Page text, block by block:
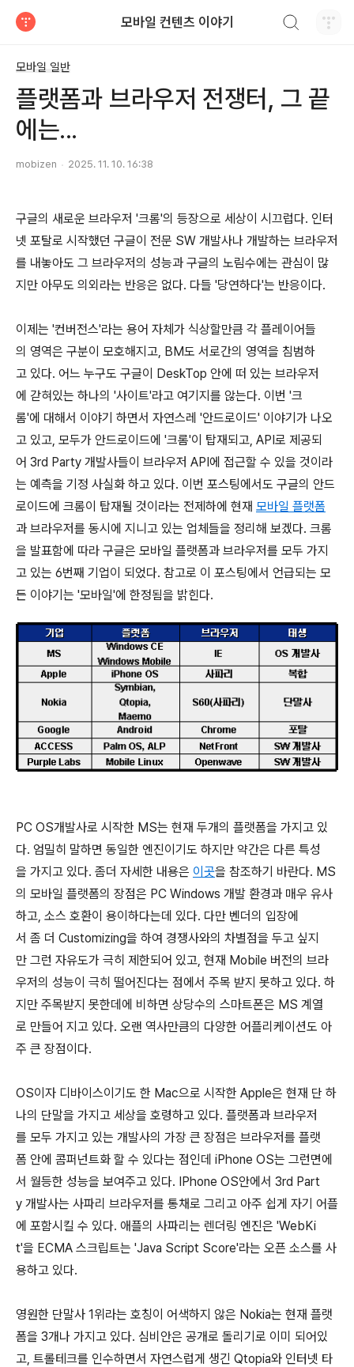
모바일 컨텐츠 이야기
모바일 일반
플랫폼과 브라우저 전쟁터, 그 끝
에는...
mobizen 2025. 11. 10. 16:38
구글의 새로운 브라우저 '크롬'의 등장으로 세상이 시끄럽다. 인터
넷 포탈로 시작했던 구글이 전문 SW 개발사나 개발하는 브라우저
를 내놓아도 그 브라우저의 성능과 구글의 노림수에는 관심이 많
지만 아무도 의외라는 반응은 없다. 다들 '당연하다'는 반응이다.
이제는 '컨버전스'라는 용어 자체가 식상할만큼 각 플레이어들
의 영역은 구분이 모호해지고, BM도 서로간의 영역을 침범하
고 있다. 어느 누구도 구글이 DeskTop 안에 떠 있는 브라우저
에 갇혀있는 하나의 '사이트'라고 여기지를 않는다. 이번 '크
롬'에 대해서 이야기 하면서 자연스레 '안드로이드' 이야기가 나오
고 있고, 모두가 안드로이드에 '크롬'이 탑재되고, API로 제공되
어 3rd Party 개발사들이 브라우저 API에 접근할 수 있을 것이라
는 예측을 기정 사실화 하고 있다. 이번 포스팅에서도 구글의 안드
로이드에 크롬이 탑재될 것이라는 전제하에 현재 모바일 플랫폼
과 브라우저를 동시에 지니고 있는 업체들을 정리해 보겠다. 크롬
을 발표함에 따라 구글은 모바일 플랫폼과 브라우저를 모두 가지
고 있는 6번째 기업이 되었다. 참고로 이 포스팅에서 언급되는 모
든 이야기는 '모바일'에 한정됨을 밝힌다.
PC OS개발사로 시작한 MS는 현재 두개의 플랫폼을 가지고 있
다. 엄밀히 말하면 동일한 엔진이기도 하지만 약간은 다른 특성
을 가지고 있다. 좀더 자세한 내용은 이곳을 참조하기 바란다. MS
의 모바일 플랫폼의 장점은 PC Windows 개발 환경과 매우 유사
하고, 소스 호환이 용이하다는데 있다. 다만 벤더의 입장에
서 좀 더 Customizing을 하여 경쟁사와의 차별점을 두고 싶지
만 그런 자유도가 극히 제한되어 있고, 현재 Mobile 버전의 브라
우저의 성능이 극히 떨어진다는 점에서 주목 받지 못하고 있다. 하
지만 주목받지 못한데에 비하면 상당수의 스마트폰은 MS 계열
로 만들어 지고 있다. 오랜 역사만큼의 다양한 어플리케이션도 아
주 큰 장점이다.
OS이자 디바이스이기도 한 Mac으로 시작한 Apple은 현재 단 하
나의 단말을 가지고 세상을 호령하고 있다. 플랫폼과 브라우저
를 모두 가지고 있는 개발사의 가장 큰 장점은 브라우저를 플랫
폼 안에 콤퍼넌트화 할 수 있다는 점인데 iPhone OS는 그런면에
서 월등한 성능을 보여주고 있다. IPhone OS안에서 3rd Part
y 개발사는 사파리 브라우저를 통채로 그리고 아주 쉽게 자기 어플
에 포함시킬 수 있다. 애플의 사파리는 렌더링 엔진은 'WebKi
t'을 ECMA 스크립트는 'Java Script Score'라는 오픈 소스를 사
용하고 있다.
영원한 단말사 1위라는 호칭이 어색하지 않은 Nokia는 현재 플랫
폼을 3개나 가지고 있다. 심비안은 공개로 돌리기로 이미 되어있
고, 트롤테크를 인수하면서 자연스럽게 생긴 Qtopia와 인터넷 타